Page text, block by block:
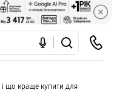
і що краще купити для